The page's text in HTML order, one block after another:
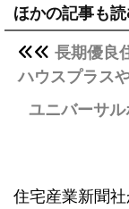
ほかの記事も
長期優良
ハウスプラス
ユニバーサ
住宅産業新聞社